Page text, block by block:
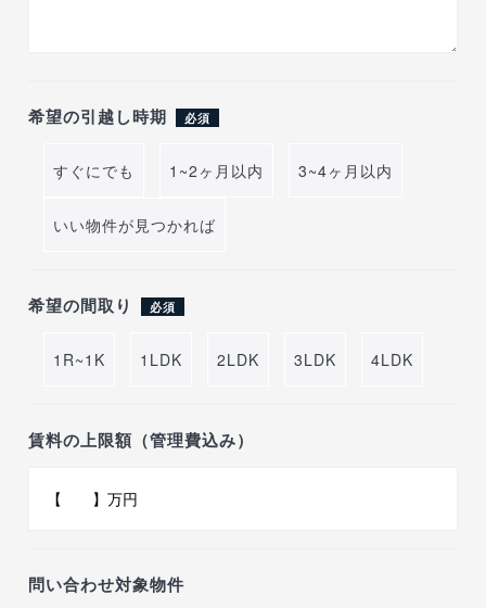
希望の引越し時期 必須
すぐにでも 1~2ヶ月以内 3~4ヶ月以内
いい物件が見つかれば
希望の間取り 必須
1R~1K 1LDK 2LDK 3LDK 4LDK
賃料の上限額（管理費込み）
問い合わせ対象物件